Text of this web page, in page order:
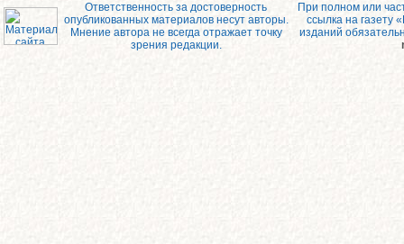
Ответственность за достоверность
опубликованных материалов несут авторы.
Мнение автора не всегда отражает точку
зрения редакции.
При полном или
ссылка на газету
изданий